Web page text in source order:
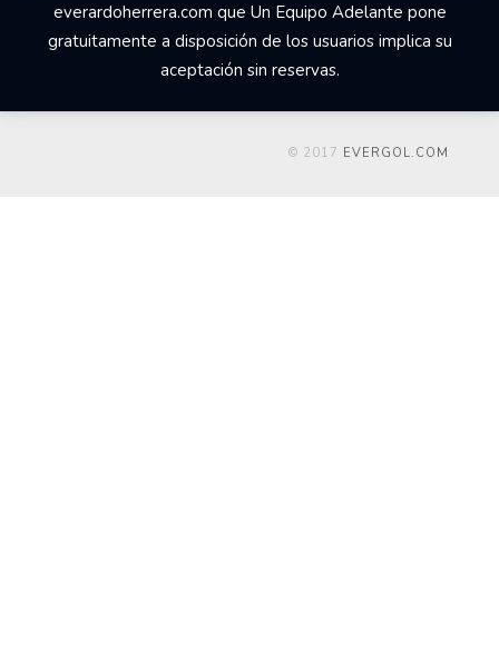
everardoherrera.com que Un Equipo Adelante pone
gratuitamente a disposición de los usuarios implica su
aceptación sin reservas.
© 2017 EVERGOL.COM